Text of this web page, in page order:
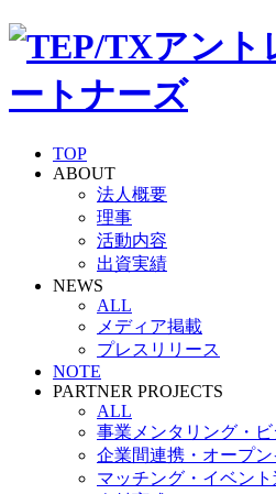
TOP
ABOUT
法人概要
理事
活動内容
出資実績
NEWS
ALL
メディア掲載
プレスリリース
NOTE
PARTNER PROJECTS
ALL
事業メンタリング・
企業間連携・オープ
マッチング・イベン